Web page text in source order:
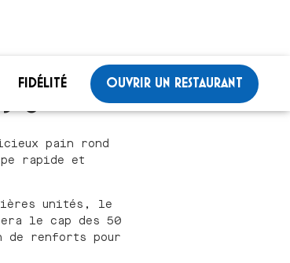
FIDÉLITÉ OUVRIR UN RESTAURANT
8
pain rond
rapide et
unités, le
le cap des 50
de renforts pour